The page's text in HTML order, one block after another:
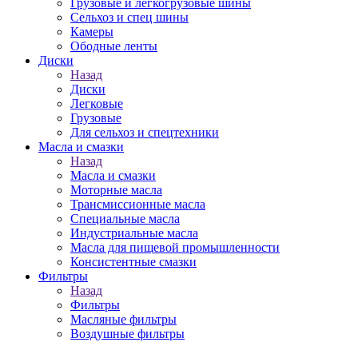
Сельхоз и спец шины
Камеры
Ободные ленты
Диски
Назад
Диски
Легковые
Грузовые
Для сельхоз и спецтехники
Масла и смазки
Назад
Масла и смазки
Моторные масла
Трансмиссионные масла
Специальные масла
Индустриальные масла
Масла для пищевой промышленности
Консистентные смазки
Фильтры
Назад
Фильтры
Масляные фильтры
Воздушные фильтры